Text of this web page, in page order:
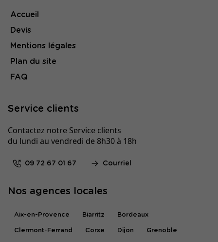
Accueil
Devis
Mentions légales
Plan du site
FAQ
Service clients
Contactez notre Service clients
du lundi au vendredi de 8h30 à 18h
09 72 67 01 67 Courriel
Nos agences locales
Aix-en-Provence Biarritz Bordeaux
Clermont-Ferrand Corse Dijon Grenoble